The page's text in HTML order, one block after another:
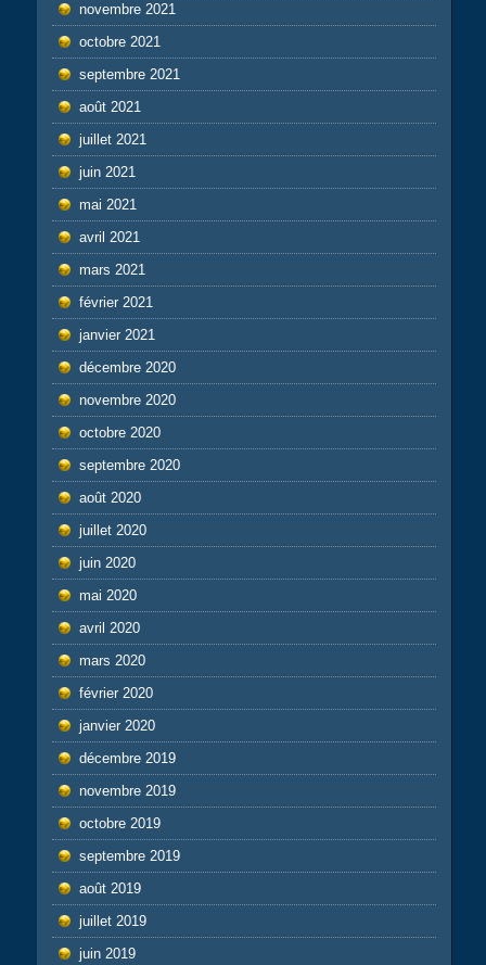
novembre 2021
octobre 2021
septembre 2021
août 2021
juillet 2021
juin 2021
mai 2021
avril 2021
mars 2021
février 2021
janvier 2021
décembre 2020
novembre 2020
octobre 2020
septembre 2020
août 2020
juillet 2020
juin 2020
mai 2020
avril 2020
mars 2020
février 2020
janvier 2020
décembre 2019
novembre 2019
octobre 2019
septembre 2019
août 2019
juillet 2019
juin 2019